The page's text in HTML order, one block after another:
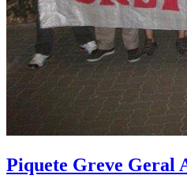
Piquete Greve Geral